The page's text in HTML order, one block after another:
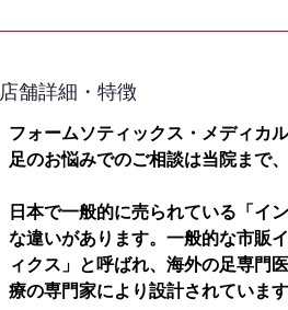
​店舗詳細・特徴
フォームソティックス・メディカ
足のお悩みでのご相談は当院まで
日本で一般的に売られている「イ
な違いがあります。一般的な市販
ィクス」と呼ばれ、海外の足専門
療の専門家により設計されていま